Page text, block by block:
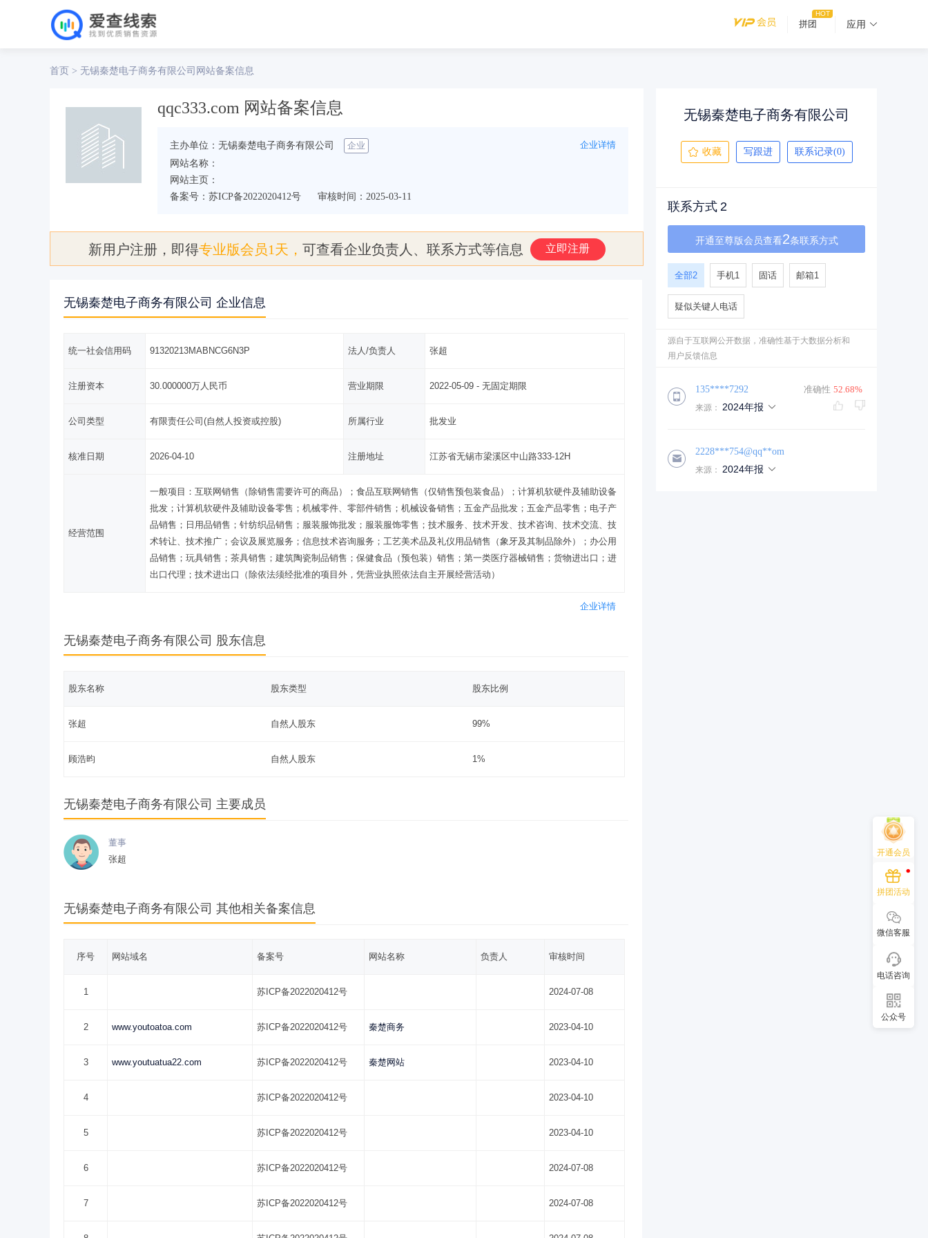
拼团 应用
首页 > 无锡秦楚电子商务有限公司 网站备案信息
qqc333.com 网站备案信息
主办单位：无锡秦楚电子商务有限公司 企业
企业详情
网站名称：
网站主页：
备案号：苏ICP备2022020412号
审核时间：2025-03-11
新用户注册，即得专业版会员1天， 可查看企业负责人、联系方式等信息 立即注册
无锡秦楚电子商务有限公司 企业信息
统一社会信用码 91320213MABNCG6N3P 法人/负责人 张超
注册资本 30.000000万人民币 营业期限 2022-05-09 - 无固定期限
公司类型 有限责任公司(自然人投资或控股) 所属行业 批发业
核准日期 2026-04-10 注册地址 江苏省无锡市梁溪区中山路333-12H
经营范围
一般项目：互联网销售（除销售需要许可的商品）；食品互联网销售（仅销售预包装食品）；计算机软硬件及辅助设备
批发；计算机软硬件及辅助设备零售；机械零件、零部件销售；机械设备销售；五金产品批发；五金产品零售；电子产
品销售；日用品销售；针纺织品销售；服装服饰批发；服装服饰零售；技术服务、技术开发、技术咨询、技术交流、技
术转让、技术推广；会议及展览服务；信息技术咨询服务；工艺美术品及礼仪用品销售（象牙及其制品除外）；办公用
品销售；玩具销售；茶具销售；建筑陶瓷制品销售；保健食品（预包装）销售；第一类医疗器械销售；货物进出口；进
出口代理；技术进出口（除依法须经批准的项目外，凭营业执照依法自主开展经营活动）
企业详情
无锡秦楚电子商务有限公司 股东信息
股东名称 股东类型 股东比例
张超 自然人股东 99%
顾浩昀 自然人股东 1%
无锡秦楚电子商务有限公司 主要成员
董事
张超
无锡秦楚电子商务有限公司 其他相关备案信息
序号 网站域名 备案号 网站名称 负责人 审核时间
1 苏ICP备2022020412号 2024-07-08
2 www.youtoatoa.com 苏ICP备2022020412号 秦楚商务 2023-04-10
3 www.youtuatua22.com 苏ICP备2022020412号 秦楚网站 2023-04-10
4 苏ICP备2022020412号 2023-04-10
5 苏ICP备2022020412号 2023-04-10
6 苏ICP备2022020412号 2024-07-08
7 苏ICP备2022020412号 2024-07-08
无锡秦楚电子商务有限公司
收藏 写跟进 联系记录(0)
联系方式 2
开通至尊版会员查看2条联系方式
全部2 手机1 固话 邮箱1
疑似关键人电话
源自于互联网公开数据，准确性基于大数据分析和
用户反馈信息
135****7292 准确性 52.68%
来源： 2024年报
2228***754@qq**om
来源： 2024年报
开通会员
拼团活动
微信客服
电话咨询
公众号